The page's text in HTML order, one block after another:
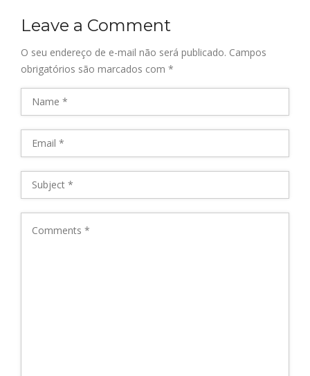
Leave a Comment
O seu endereço de e-mail não será publicado. Campos
obrigatórios são marcados com *